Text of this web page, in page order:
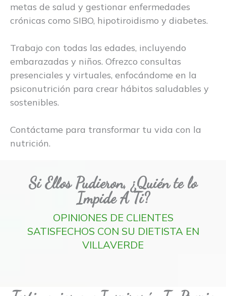
metas de salud y gestionar enfermedades
crónicas como SIBO, hipotiroidismo y diabetes.
Trabajo con todas las edades, incluyendo
embarazadas y niños. Ofrezco consultas
presenciales y virtuales, enfocándome en la
psiconutrición para crear hábitos saludables y
sostenibles.
Contáctame para transformar tu vida con la
nutrición.
Si Ellos Pudieron, ¿Quién te lo
Impide A Ti?
OPINIONES DE CLIENTES
SATISFECHOS CON SU DIETISTA EN
VILLAVERDE